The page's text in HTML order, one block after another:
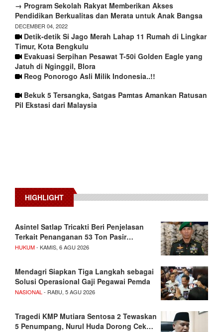
→ Program Sekolah Rakyat Memberikan Akses
Pendidikan Berkualitas dan Merata untuk Anak Bangsa
DECEMBER 04, 2022
Detik-detik Si Jago Merah Lahap 11 Rumah di Lingkar
Timur, Kota Bengkulu
Evakuasi Serpihan Pesawat T-50i Golden Eagle yang
Jatuh di Nginggil, Blora
Reog Ponorogo Asli Milik Indonesia..!!
Bekuk 5 Tersangka, Satgas Pamtas Amankan Ratusan
Pil Ekstasi dari Malaysia
HIGHLIGHT
Asintel Satlap Tricakti Beri Penjelasan
Terkait Penanganan 53 Ton Pasir…
HUKUM- KAMIS, 6 AGU 2026
Mendagri Siapkan Tiga Langkah sebagai
Solusi Operasional Gaji Pegawai Pemda
NASIONAL - RABU, 5 AGU 2026
Tragedi KMP Mutiara Sentosa 2 Tewaskan
5 Penumpang, Nurul Huda Dorong Cek…